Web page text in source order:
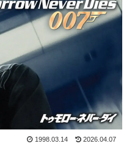
1998.03.14 2026.04.07